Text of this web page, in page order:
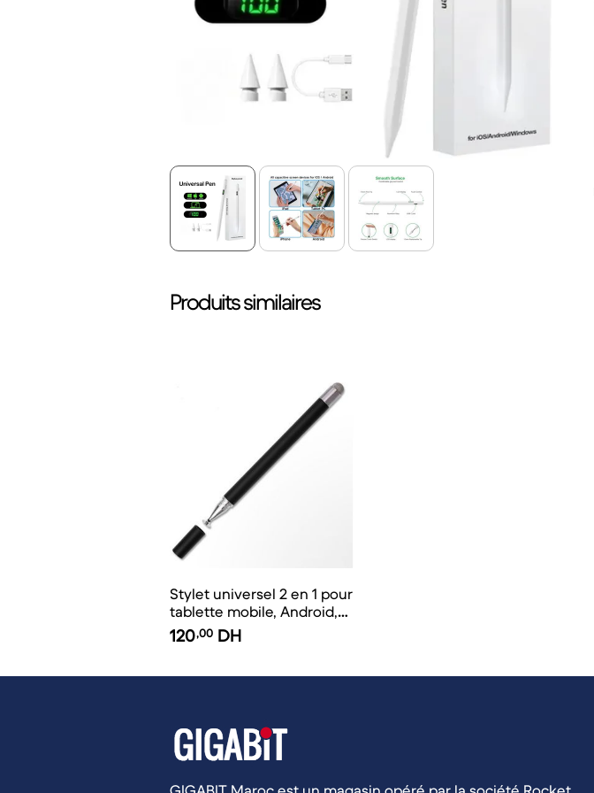
Produits similaires
Stylet universel 2 en 1 pour
tablette mobile, Android,
IOS, téléphone, iPad
120,00 DH